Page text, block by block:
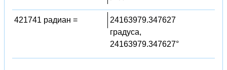
421741 радиан =
24163979.347627
градуса,
24163979.347627°